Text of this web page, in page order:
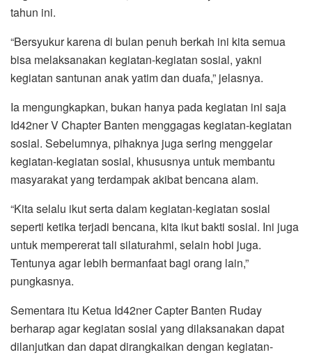
tahun ini.
“Bersyukur karena di bulan penuh berkah ini kita semua
bisa melaksanakan kegiatan-kegiatan sosial, yakni
kegiatan santunan anak yatim dan duafa,” jelasnya.
Ia mengungkapkan, bukan hanya pada kegiatan ini saja
Id42ner V Chapter Banten menggagas kegiatan-kegiatan
sosial. Sebelumnya, pihaknya juga sering menggelar
kegiatan-kegiatan sosial, khususnya untuk membantu
masyarakat yang terdampak akibat bencana alam.
“Kita selalu ikut serta dalam kegiatan-kegiatan sosial
seperti ketika terjadi bencana, kita ikut bakti sosial. Ini juga
untuk mempererat tali silaturahmi, selain hobi juga.
Tentunya agar lebih bermanfaat bagi orang lain,”
pungkasnya.
Sementara itu Ketua Id42ner Capter Banten Ruday
berharap agar kegiatan sosial yang dilaksanakan dapat
dilanjutkan dan dapat dirangkaikan dengan kegiatan-